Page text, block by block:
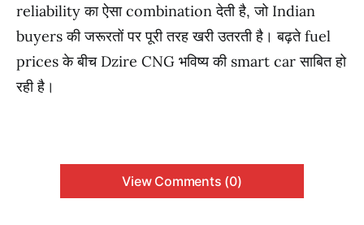
reliability का ऐसा combination देती है, जो Indian
buyers की जरूरतों पर पूरी तरह खरी उतरती है। बढ़ते fuel
prices के बीच Dzire CNG भविष्य की smart car साबित हो
रही है।
View Comments (0)